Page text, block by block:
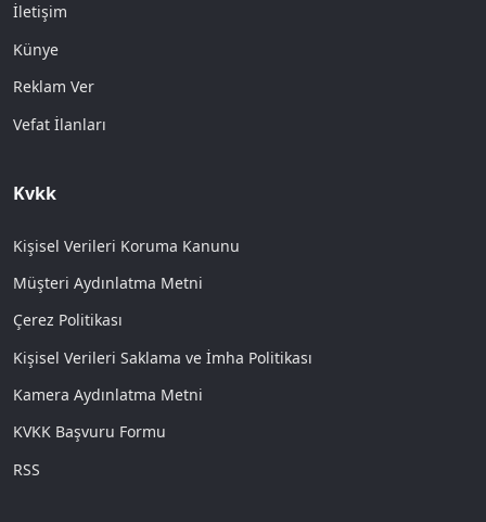
İletişim
Künye
Reklam Ver
Vefat İlanları
Kvkk
Kişisel Verileri Koruma Kanunu
Müşteri Aydınlatma Metni
Çerez Politikası
Kişisel Verileri Saklama ve İmha Politikası
Kamera Aydınlatma Metni
KVKK Başvuru Formu
RSS